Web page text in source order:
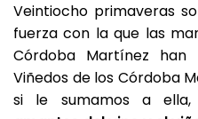
Veintiocho primaveras
fuerza con la que las
Córdoba Martínez han
Viñedos de los Córdoba
si le sumamos a